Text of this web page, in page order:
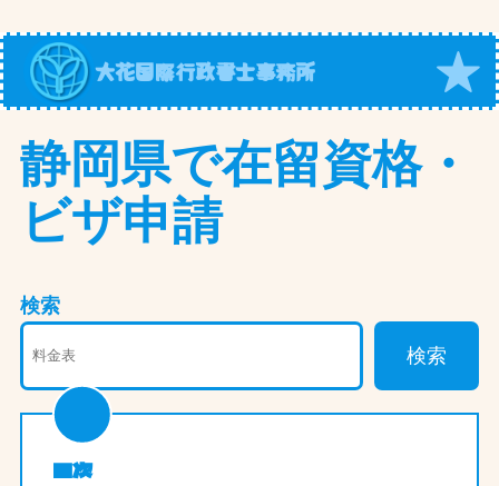
容
を
ス
大花国際行政書士事務所
静岡県で在留資格・
ビザ申請
検索
検索
目次